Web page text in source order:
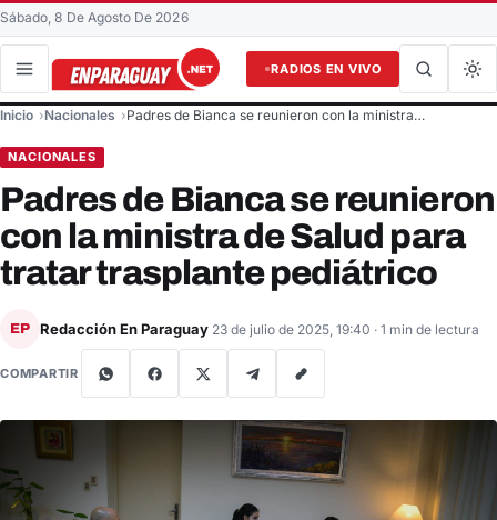
Sábado, 8 De Agosto De 2026
RADIOS EN VIVO
Buscar en el sitio
Inicio Nacionales Padres de Bianca se reunieron con la ministra…
NACIONALES
Padres de Bianca se reunieron
con la ministra de Salud para
tratar trasplante pediátrico
EP Redacción En Paraguay 23 de julio de 2025, 19:40 · 1 min de lectura
COMPARTIR